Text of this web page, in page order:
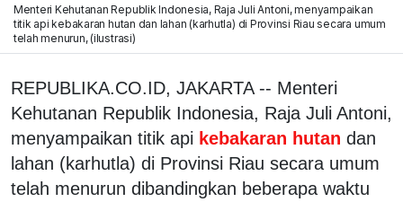
Menteri Kehutanan Republik Indonesia, Raja Juli Antoni, menyampaikan
titik api kebakaran hutan dan lahan (karhutla) di Provinsi Riau secara umum
telah menurun, (ilustrasi)
REPUBLIKA.CO.ID, JAKARTA -- Menteri
Kehutanan Republik Indonesia, Raja Juli Antoni,
menyampaikan titik api kebakaran hutan dan
lahan (karhutla) di Provinsi Riau secara umum
telah menurun dibandingkan beberapa waktu